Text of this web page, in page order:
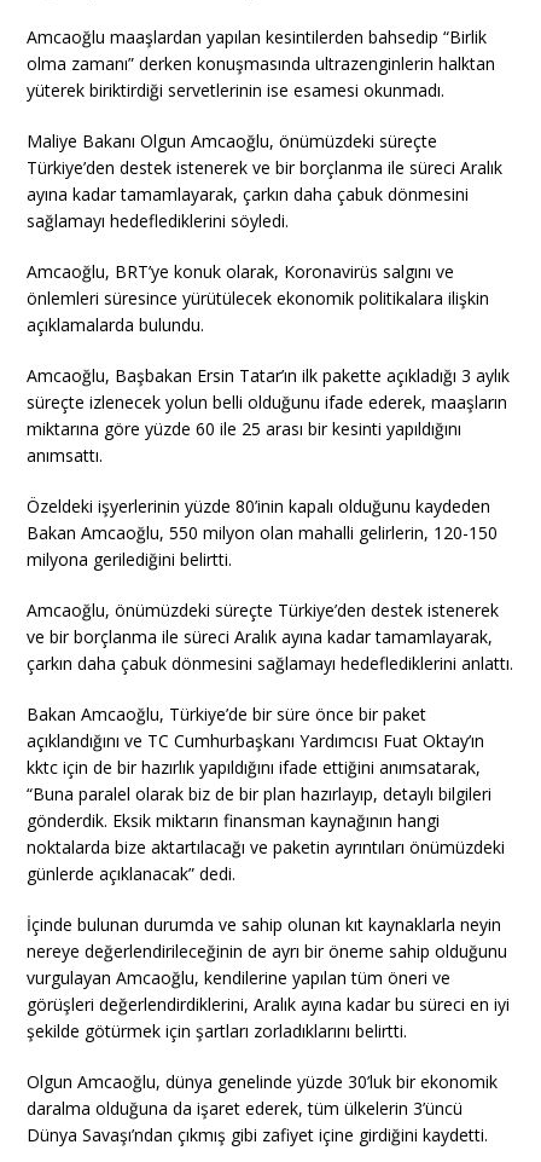
Amcaoğlu maaşlardan yapılan kesintilerden bahsedip “Birlik
olma zamanı” derken konuşmasında ultrazenginlerin halktan
yüterek biriktirdiği servetlerinin ise esamesi okunmadı.
Maliye Bakanı Olgun Amcaoğlu, önümüzdeki süreçte
Türkiye’den destek istenerek ve bir borçlanma ile süreci Aralık
ayına kadar tamamlayarak, çarkın daha çabuk dönmesini
sağlamayı hedeflediklerini söyledi.
Amcaoğlu, BRT’ye konuk olarak, Koronavirüs salgını ve
önlemleri süresince yürütülecek ekonomik politikalara ilişkin
açıklamalarda bulundu.
Amcaoğlu, Başbakan Ersin Tatar’ın ilk pakette açıkladığı 3 aylık
süreçte izlenecek yolun belli olduğunu ifade ederek, maaşların
miktarına göre yüzde 60 ile 25 arası bir kesinti yapıldığını
anımsattı.
Özeldeki işyerlerinin yüzde 80’inin kapalı olduğunu kaydeden
Bakan Amcaoğlu, 550 milyon olan mahalli gelirlerin, 120-150
milyona gerilediğini belirtti.
Amcaoğlu, önümüzdeki süreçte Türkiye’den destek istenerek
ve bir borçlanma ile süreci Aralık ayına kadar tamamlayarak,
çarkın daha çabuk dönmesini sağlamayı hedeflediklerini anlattı.
Bakan Amcaoğlu, Türkiye’de bir süre önce bir paket
açıklandığını ve TC Cumhurbaşkanı Yardımcısı Fuat Oktay’ın
kktc için de bir hazırlık yapıldığını ifade ettiğini anımsatarak,
“Buna paralel olarak biz de bir plan hazırlayıp, detaylı bilgileri
gönderdik. Eksik miktarın finansman kaynağının hangi
noktalarda bize aktartılacağı ve paketin ayrıntıları önümüzdeki
günlerde açıklanacak” dedi.
İçinde bulunan durumda ve sahip olunan kıt kaynaklarla neyin
nereye değerlendirileceğinin de ayrı bir öneme sahip olduğunu
vurgulayan Amcaoğlu, kendilerine yapılan tüm öneri ve
görüşleri değerlendirdiklerini, Aralık ayına kadar bu süreci en iyi
şekilde götürmek için şartları zorladıklarını belirtti.
Olgun Amcaoğlu, dünya genelinde yüzde 30’luk bir ekonomik
daralma olduğuna da işaret ederek, tüm ülkelerin 3’üncü
Dünya Savaşı’ndan çıkmış gibi zafiyet içine girdiğini kaydetti.